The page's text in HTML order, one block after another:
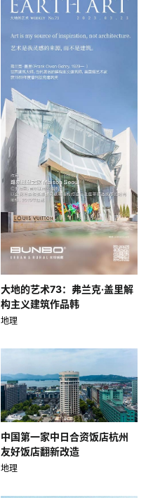
大地的艺术73：弗兰克·盖里解
构主义建筑作品韩
地理
中国第一家中日合资饭店杭州
友好饭店翻新改造
地理